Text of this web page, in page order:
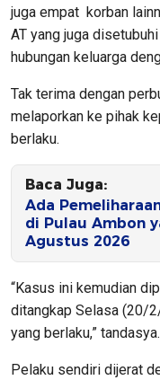
juga empat korban
AT yang juga
hubungan keluarga
Tak terima dengan
melaporkan ke pihak
berlaku.
Baca Juga:
Ada
di Pulau Ambon
Agustus 2026
“Kasus ini kemudian
ditangkap Selasa (20/
yang berlaku,” tandasya.
Pelaku sendiri dijerat